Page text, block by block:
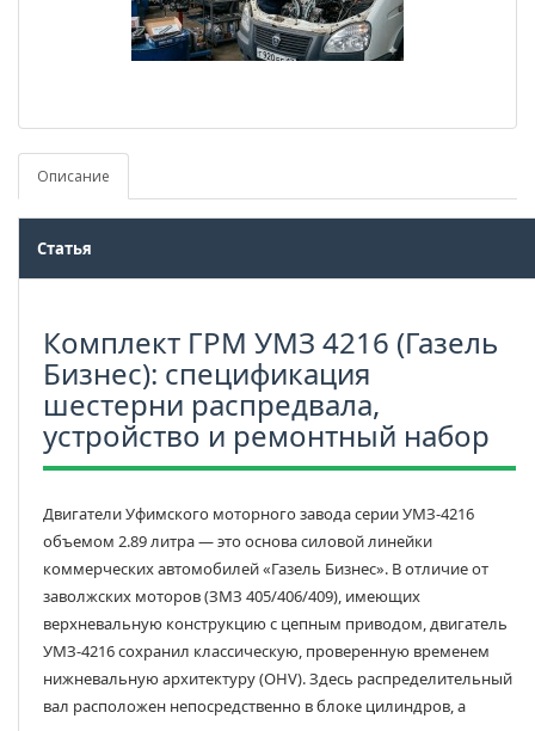
Описание
Статья
Комплект ГРМ УМЗ 4216 (Газель
Бизнес): спецификация
шестерни распредвала,
устройство и ремонтный набор
Двигатели Уфимского моторного завода серии УМЗ-4216
объемом 2.89 литра — это основа силовой линейки
коммерческих автомобилей «Газель Бизнес». В отличие от
заволжских моторов (ЗМЗ 405/406/409), имеющих
верхневальную конструкцию с цепным приводом, двигатель
УМЗ-4216 сохранил классическую, проверенную временем
нижневальную архитектуру (OHV). Здесь распределительный
вал расположен непосредственно в блоке цилиндров, а